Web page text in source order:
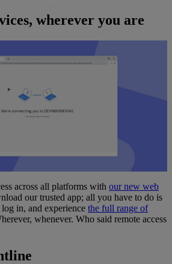
wherever you are
across all platforms with our new web
our trusted app; all you have to do is
in, and experience the full range of
whenever. Who said remote access